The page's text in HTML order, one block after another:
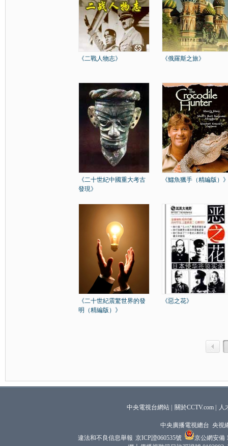
《二戰人物志》 《俄羅斯之旅》
《二十世紀中國重大考古
發現》
《鱷魚獵手（精編版）
《二十世紀震驚世界的發
明（精編版）》
《惡之花》
中央電視台網站 關於CCTV.com 人
中央廣播電視總台 央視
違法和不良信息舉報 京ICP證060535號
京公網安備